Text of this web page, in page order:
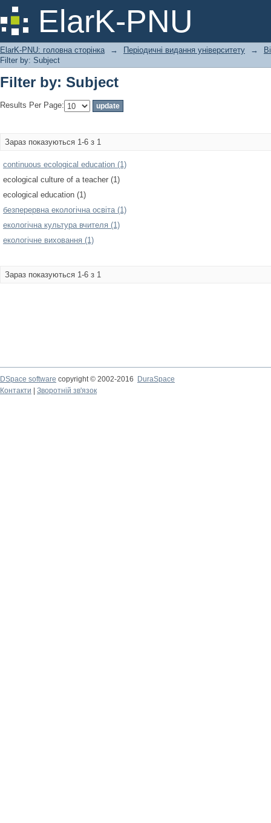
ElarK-PNU
Filter by: Subject
ElarK-PNU: головна сторінка → Періодичні видання університету →
Filter by: Subject
Filter by: Subject
Results Per Page:
Зараз показуються 1-6 з 1
continuous ecological education (1)
ecological culture of a teacher (1)
ecological education (1)
безперервна екологічна освіта (1)
екологічна культура вчителя (1)
екологічне виховання (1)
Зараз показуються 1-6 з 1
DSpace software copyright © 2002-2016
DuraSpace
Контакти
Зворотній зв'язок